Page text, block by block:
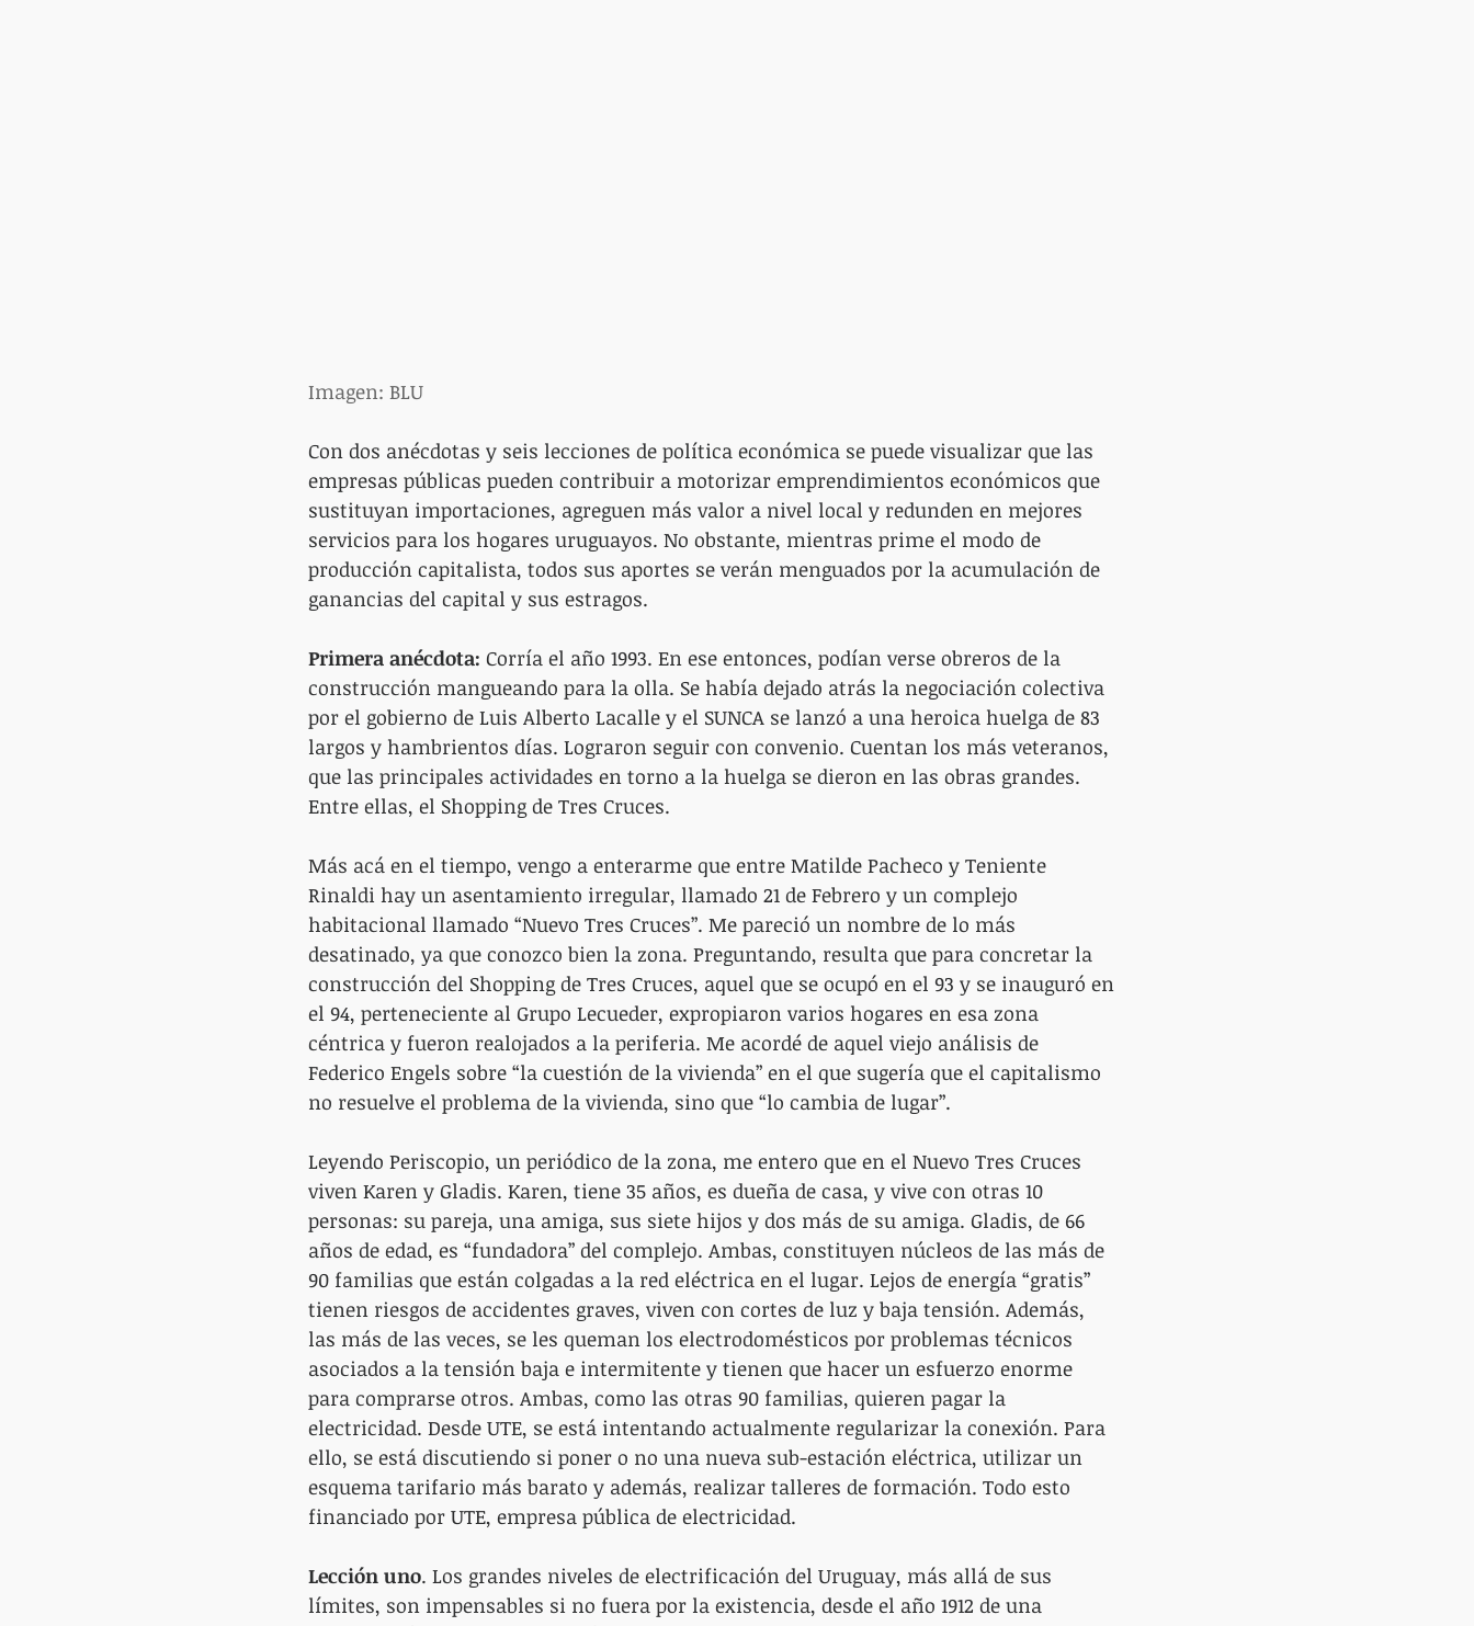
Imagen: BLU
Con dos anécdotas y seis lecciones de política económica se puede visualizar que las
empresas públicas pueden contribuir a motorizar emprendimientos económicos que
sustituyan importaciones, agreguen más valor a nivel local y redunden en mejores
servicios para los hogares uruguayos. No obstante, mientras prime el modo de
producción capitalista, todos sus aportes se verán menguados por la acumulación de
ganancias del capital y sus estragos.
Primera anécdota: Corría el año 1993. En ese entonces, podían verse obreros de la
construcción mangueando para la olla. Se había dejado atrás la negociación colectiva
por el gobierno de Luis Alberto Lacalle y el SUNCA se lanzó a una heroica huelga de 83
largos y hambrientos días. Lograron seguir con convenio. Cuentan los más veteranos,
que las principales actividades en torno a la huelga se dieron en las obras grandes.
Entre ellas, el Shopping de Tres Cruces.
Más acá en el tiempo, vengo a enterarme que entre Matilde Pacheco y Teniente
Rinaldi hay un asentamiento irregular, llamado 21 de Febrero y un complejo
habitacional llamado “Nuevo Tres Cruces”. Me pareció un nombre de lo más
desatinado, ya que conozco bien la zona. Preguntando, resulta que para concretar la
construcción del Shopping de Tres Cruces, aquel que se ocupó en el 93 y se inauguró en
el 94, perteneciente al Grupo Lecueder, expropiaron varios hogares en esa zona
céntrica y fueron realojados a la periferia. Me acordé de aquel viejo análisis de
Federico Engels sobre “la cuestión de la vivienda” en el que sugería que el capitalismo
no resuelve el problema de la vivienda, sino que “lo cambia de lugar”.
Leyendo Periscopio, un periódico de la zona, me entero que en el Nuevo Tres Cruces
viven Karen y Gladis. Karen, tiene 35 años, es dueña de casa, y vive con otras 10
personas: su pareja, una amiga, sus siete hijos y dos más de su amiga. Gladis, de 66
años de edad, es “fundadora” del complejo. Ambas, constituyen núcleos de las más de
90 familias que están colgadas a la red eléctrica en el lugar. Lejos de energía “gratis”
tienen riesgos de accidentes graves, viven con cortes de luz y baja tensión. Además,
las más de las veces, se les queman los electrodomésticos por problemas técnicos
asociados a la tensión baja e intermitente y tienen que hacer un esfuerzo enorme
para comprarse otros. Ambas, como las otras 90 familias, quieren pagar la
electricidad. Desde UTE, se está intentando actualmente regularizar la conexión. Para
ello, se está discutiendo si poner o no una nueva sub-estación eléctrica, utilizar un
esquema tarifario más barato y además, realizar talleres de formación. Todo esto
financiado por UTE, empresa pública de electricidad.
Lección uno. Los grandes niveles de electrificación del Uruguay, más allá de sus
límites, son impensables si no fuera por la existencia, desde el año 1912 de una